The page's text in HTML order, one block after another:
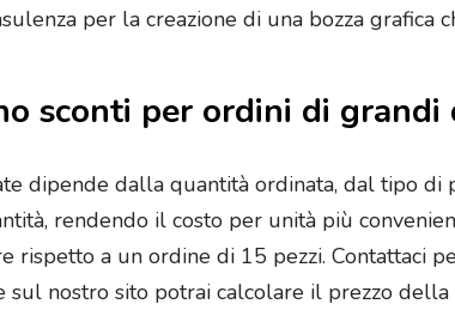
per la creazione di una bozza grafica
sconti per ordini di grandi
dipende dalla quantità ordinata, dal tipo di
rendendo il costo per unità più
rispetto a un ordine di 15 pezzi. Contattaci
nostro sito potrai calcolare il prezzo della